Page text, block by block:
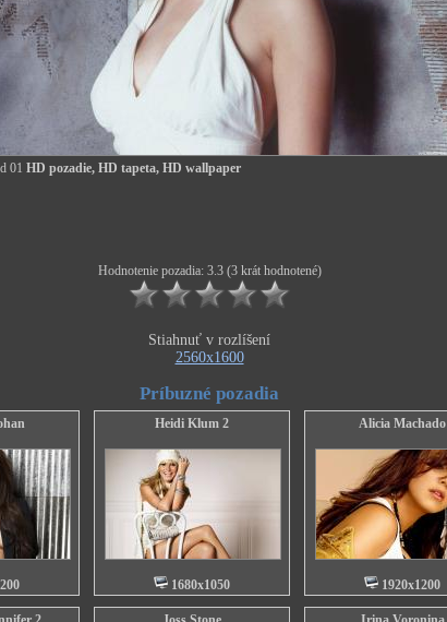
01 HD pozadie, HD tapeta, HD wallpaper
Hodnotenie pozadia: 3.3 (3 krát hodnotené)
Stiahnuť v rozlíšení
2560x1600
Príbuzné pozadia
Heidi Klum 2
1680x1050
Alicia Machado
1920x1200